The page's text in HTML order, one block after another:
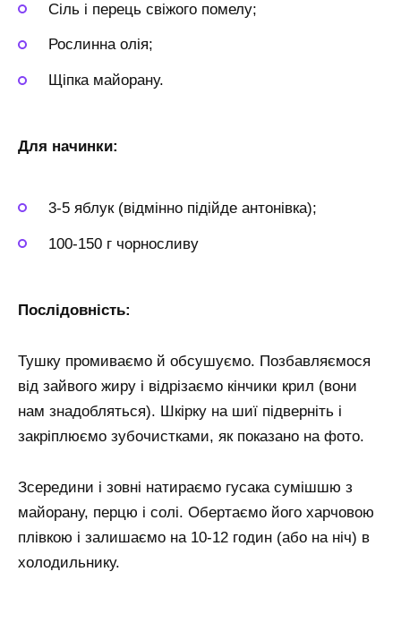
Сіль і перець свіжого помелу;
Рослинна олія;
Щіпка майорану.
Для начинки:
3-5 яблук (відмінно підійде антонівка);
100-150 г чорносливу
Послідовність:
Тушку промиваємо й обсушуємо. Позбавляємося
від зайвого жиру і відрізаємо кінчики крил (вони
нам знадобляться). Шкірку на шиї підверніть і
закріплюємо зубочистками, як показано на фото.
Зсередини і зовні натираємо гусака сумішшю з
майорану, перцю і солі. Обертаємо його харчовою
плівкою і залишаємо на 10-12 годин (або на ніч) в
холодильнику.